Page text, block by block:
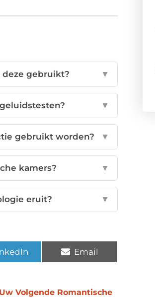
deze gebruikt? ▼
▼
gebruikt worden? ▼
kamers? ▼
eruit? ▼
Email
Volgende Romantische